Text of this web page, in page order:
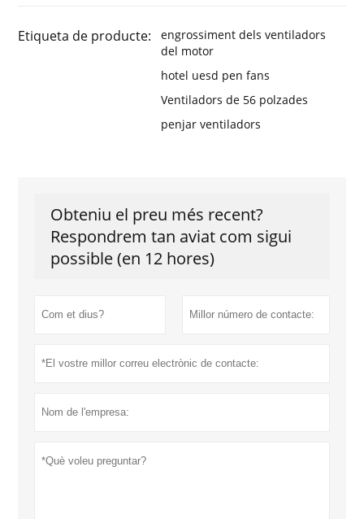
Etiqueta de producte:
engrossiment dels ventiladors
del motor
hotel uesd pen fans
Ventiladors de 56 polzades
penjar ventiladors
Obteniu el preu més recent?
Respondrem tan aviat com sigui
possible (en 12 hores)